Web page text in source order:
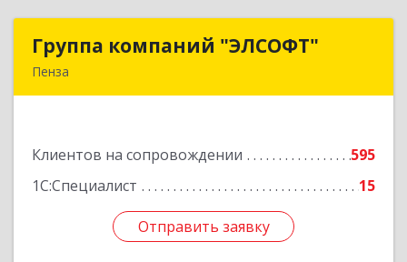
Группа компаний "ЭЛСОФТ"
Пенза
Клиентов на сопровождении
595
1С:Специалист
15
Отправить заявку
Группа компаний "ЭЛСОФТ"
Подробнее
Отправить заявку